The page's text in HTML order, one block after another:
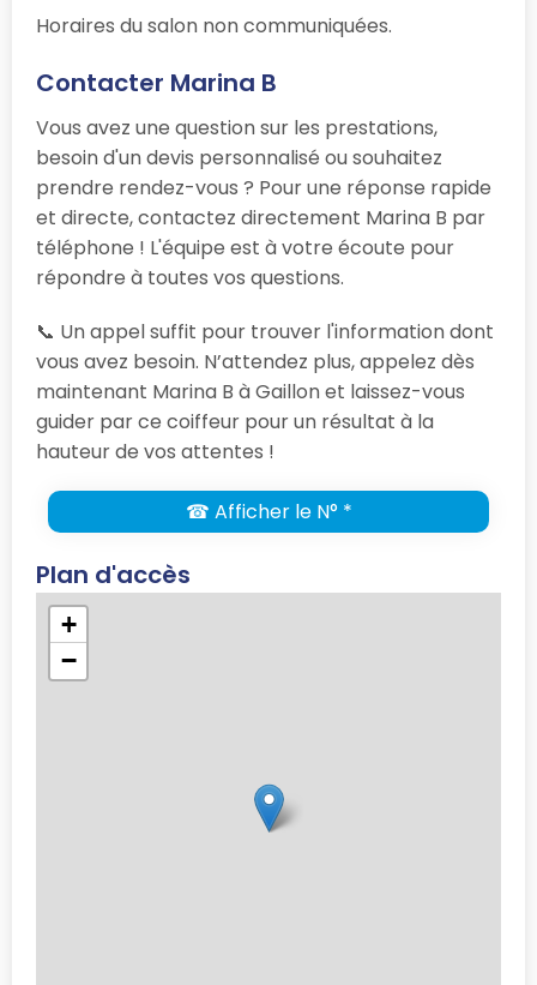
Horaires du salon non communiquées.
Contacter Marina B
Vous avez une question sur les prestations,
besoin d'un devis personnalisé ou souhaitez
prendre rendez-vous ? Pour une réponse rapide
et directe, contactez directement Marina B par
téléphone ! L'équipe est à votre écoute pour
répondre à toutes vos questions.
📞 Un appel suffit pour trouver l'information dont
vous avez besoin. N’attendez plus, appelez dès
maintenant Marina B à Gaillon et laissez-vous
guider par ce coiffeur pour un résultat à la
hauteur de vos attentes !
☎ Afficher le N° *
Plan d'accès
+
−